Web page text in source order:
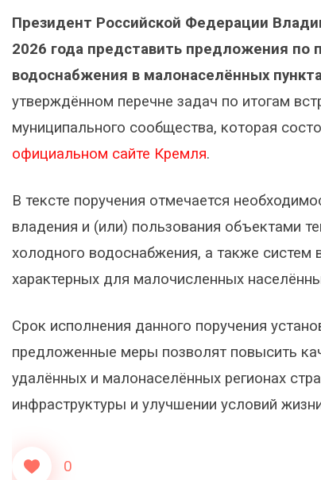
Президент Российской Федерации
2026 года представить предложения
водоснабжения в малонаселённых
утверждённом перечне задач по итогам
муниципального сообщества, которая
официальном сайте Кремля.
В тексте поручения отмечается
владения и (или) пользования объектами
холодного водоснабжения, а также
характерных для малочисленных
Срок исполнения данного поручения
предложенные меры позволят повысить
удалённых и малонаселённых регионах
инфраструктуры и улучшении условий
0